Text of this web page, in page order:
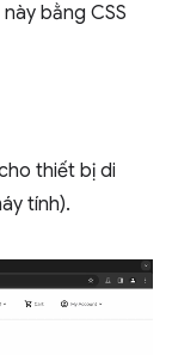
bằng CSS
thiết bị di
tính).